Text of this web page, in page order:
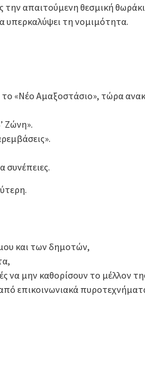
απαιτούμενη θεσμική
υπερκαλύψει τη νομιμότητα.
το «Νέο Αμαξοστάσιο», τώρα
Ζώνη».
συνέπειες.
και των δημοτών,
να μην καθορίσουν το μέλλον
επικοινωνιακά